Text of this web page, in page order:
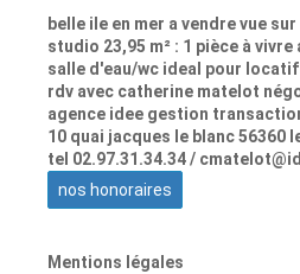
belle ile en mer a vendre vue
studio 23,95 m² : 1 pièce à
salle d'eau/wc ideal pour locatif
rdv avec catherine matelot
agence idee gestion
10 quai jacques le blanc 56360
tel 02.97.31.34.34 /
nos honoraires
Mentions légales